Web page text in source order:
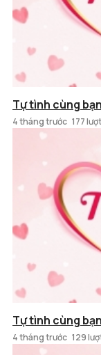
Tự tình cùng
4 tháng trước 177
Tự tình cùng
4 tháng trước 129